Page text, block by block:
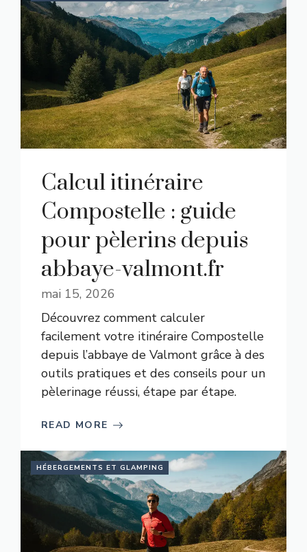
Calcul itinéraire
Compostelle : guide
pour pèlerins depuis
abbaye-valmont.fr
mai 15, 2026
Découvrez comment calculer
facilement votre itinéraire Compostelle
depuis l’abbaye de Valmont grâce à des
outils pratiques et des conseils pour un
pèlerinage réussi, étape par étape.
READ MORE
HÉBERGEMENTS ET GLAMPING